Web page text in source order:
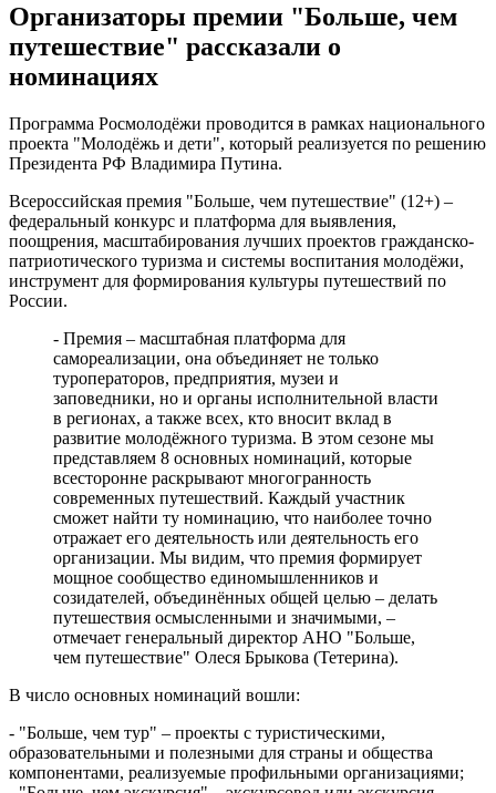
Вячеслав Федорищев поздравил "Волонтёров-медиков" с
десятилетием
08.08.2026 | 21:07
Есть погибшие: в Ставропольском районе столкнулись две
моторные лодки
08.08.2026 | 20:33
Вячеслав Федорищев – в топ-3 губернаторов по количеству
подписчиков в "МАКСе"
08.08.2026 | 20:01
Состав ХК ЦСК ВВС пополнили два нападающих
08.08.2026 | 19:39
Вячеслав Федорищев: "В Самарской области сильные,
спортивные и талантливые люди"
08.08.2026 | 19:11
8 августа самарские "Крылья Советов" на домашнем стадионе
уступили "Балтике"
08.08.2026 | 18:41
Вячеслав Федорищев: "У нас очень сильная федерация
прыжков на батуте"
08.08.2026 | 17:57
Самарцев приглашают на бесплатные тренировки 9 августа
08.08.2026 | 17:38
8 августа в Самаре косят траву на 20-ти улицах
08.08.2026 | 17:08
Школы Самарской области перейдут на обновленную
программу с 1 сентября
08.08.2026 | 16:39
В Самарской области 8 августа объявили штормовое
предупреждение
08.08.2026 | 16:30
Вячеслав Федорищев вручил награды спортсменам, тренерам
и ветеранам
08.08.2026 | 15:59
Где в Самаре отключат холодную воду с 10 по 12 августа:
список адресов
Ливень с грозой и жара до 35 °C ожидаются в Самарской
области 9 августа
08.08.2026 | 15:18
Организаторы премии "Больше, чем
путешествие" рассказали о
номинациях
Программа Росмолодёжи проводится в рамках национального
проекта "Молодёжь и дети", который реализуется по решению
Президента РФ Владимира Путина.
Всероссийская премия "Больше, чем путешествие" (12+) –
федеральный конкурс и платформа для выявления,
поощрения, масштабирования лучших проектов гражданско-
патриотического туризма и системы воспитания молодёжи,
инструмент для формирования культуры путешествий по
России.
- Премия – масштабная платформа для
самореализации, она объединяет не только
туроператоров, предприятия, музеи и
заповедники, но и органы исполнительной власти
в регионах, а также всех, кто вносит вклад в
развитие молодёжного туризма. В этом сезоне мы
представляем 8 основных номинаций, которые
всесторонне раскрывают многогранность
современных путешествий. Каждый участник
сможет найти ту номинацию, что наиболее точно
отражает его деятельность или деятельность его
организации. Мы видим, что премия формирует
мощное сообщество единомышленников и
созидателей, объединённых общей целью – делать
путешествия осмысленными и значимыми, –
отмечает генеральный директор АНО "Больше,
чем путешествие" Олеся Брыкова (Тетерина).
В число основных номинаций вошли:
- "Больше, чем тур" – проекты с туристическими,
образовательными и полезными для страны и общества
компонентами, реализуемые профильными организациями;